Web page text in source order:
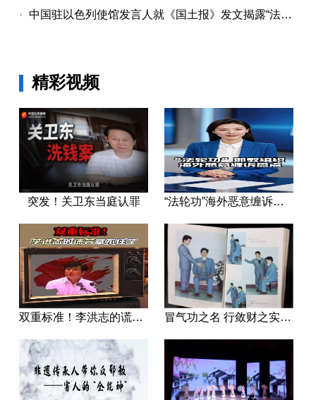
· 中国驻以色列使馆发言人就《国土报》发文揭露“法轮功”邪教本质答记者问
精彩视频
突发！关卫东当庭认罪 “法轮功”海外恶意缠诉盘点
双重标准！李洪志的谎言藏不住了 冒气功之名 行敛财之实 张宏堡义女“小倩”团伙覆灭记